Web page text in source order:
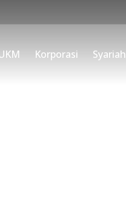
Korporasi Syariah